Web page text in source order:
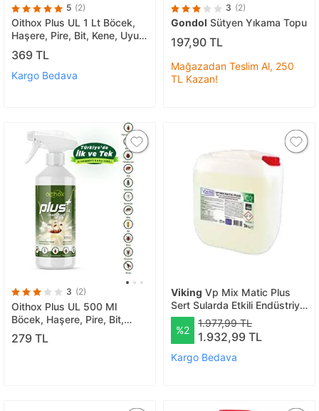
5 (2)
Oithox Plus UL 1 Lt Böcek,
Haşere, Pire, Bit, Kene, Uyuz,
Hamam Böceği, Akrep,
Karınca, Örümcek Ilacı
369 TL
Kargo Bedava
3 (2)
Gondol Sütyen Yıkama Topu
197,90 TL
Mağazadan Teslim Al, 250
TL Kazan!
3 (2)
Oithox Plus UL 500 Ml
Böcek, Haşere, Pire, Bit,
Kene, Uyuz, Hamam Böceği,
Akrep, Karınca, Örümcek
279 TL
Viking Vp Mix Matic Plus
Sert Sularda Etkili Endüstriyel
Bulaşık Makine Deterjanı 20
L 1 Adet
%2
1.977,99 TL
1.932,99 TL
Kargo Bedava